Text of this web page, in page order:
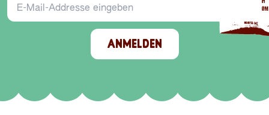
ANMELDEN